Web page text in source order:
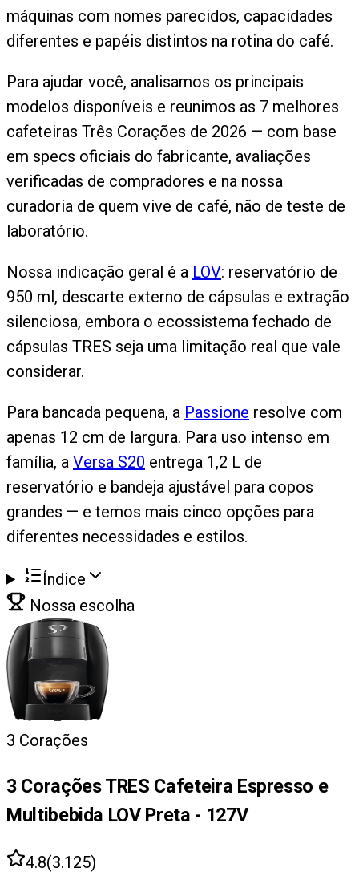
máquinas com nomes parecidos, capacidades
diferentes e papéis distintos na rotina do café.
Para ajudar você, analisamos os principais
modelos disponíveis e reunimos as 7 melhores
cafeteiras Três Corações de 2026 — com base
em specs oficiais do fabricante, avaliações
verificadas de compradores e na nossa
curadoria de quem vive de café, não de teste de
laboratório.
Nossa indicação geral é a LOV: reservatório de
950 ml, descarte externo de cápsulas e extração
silenciosa, embora o ecossistema fechado de
cápsulas TRES seja uma limitação real que vale
considerar.
Para bancada pequena, a Passione resolve com
apenas 12 cm de largura. Para uso intenso em
família, a Versa S20 entrega 1,2 L de
reservatório e bandeja ajustável para copos
grandes — e temos mais cinco opções para
diferentes necessidades e estilos.
Índice
Nossa escolha
3 Corações
3 Corações TRES Cafeteira Espresso e
Multibebida LOV Preta - 127V
4.8(3.125)